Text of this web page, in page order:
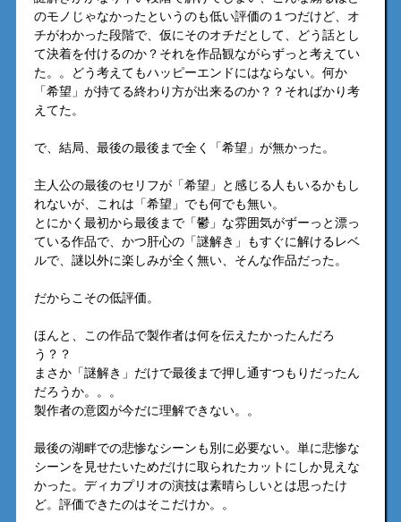
のモノじゃなかったというのも低い評価の１つだけど、オ
チがわかった段階で、仮にそのオチだとして、どう話とし
て決着を付けるのか？それを作品観ながらずっと考えてい
た。。どう考えてもハッピーエンドにはならない。何か
「希望」が持てる終わり方が出来るのか？？そればかり考
えてた。
で、結局、最後の最後まで全く「希望」が無かった。
主人公の最後のセリフが「希望」と感じる人もいるかもし
れないが、これは「希望」でも何でも無い。
とにかく最初から最後まで「鬱」な雰囲気がずーっと漂っ
ている作品で、かつ肝心の「謎解き」もすぐに解けるレベ
ルで、謎以外に楽しみが全く無い、そんな作品だった。
だからこその低評価。
ほんと、この作品で製作者は何を伝えたかったんだろ
う？？
まさか「謎解き」だけで最後まで押し通すつもりだったん
だろうか。。。
製作者の意図が今だに理解できない。。
最後の湖畔での悲惨なシーンも別に必要ない。単に悲惨な
シーンを見せたいためだけに取られたカットにしか見えな
かった。ディカプリオの演技は素晴らしいとは思ったけ
ど。評価できたのはそこだけか。。